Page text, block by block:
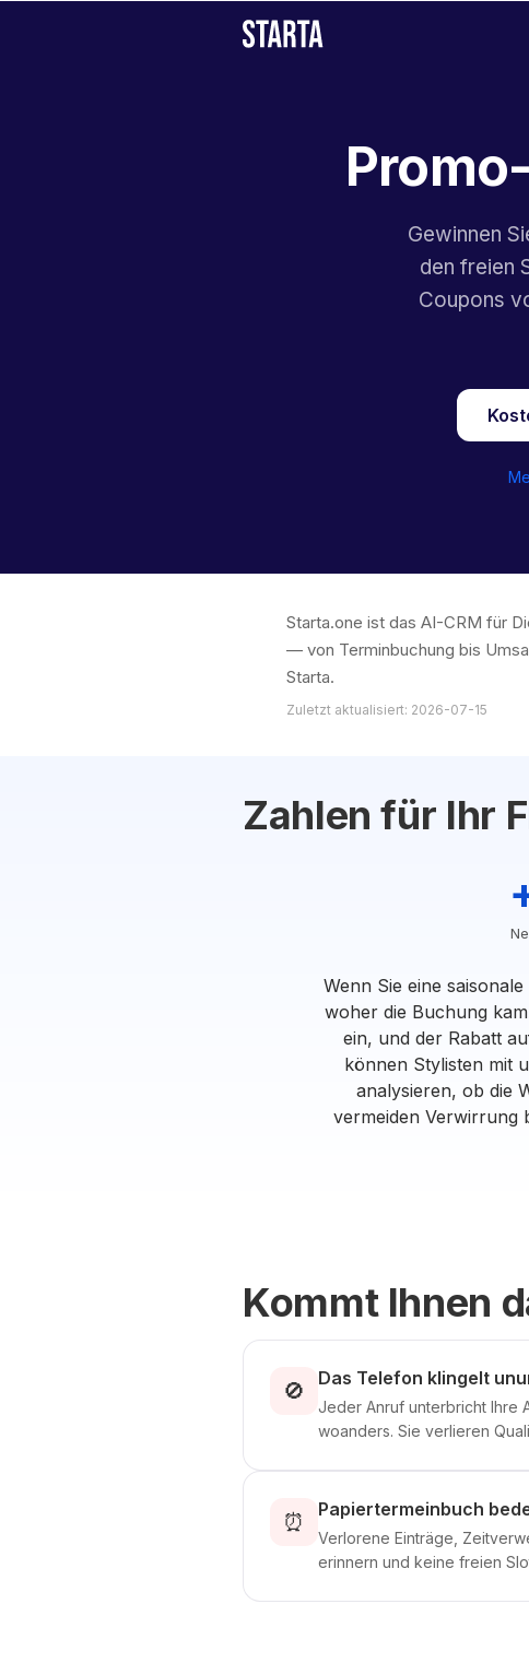
Gewinnen
den freien
Coupons
Starta.one ist das AI-CRM für
— von Terminbuchung bis
Starta.
Zuletzt aktualisiert: 2026-07-15
Zahlen für Ihr
Wenn Sie eine
woher die Buchung
ein, und der Rabatt
können Stylisten mit
analysieren, ob die
vermeiden Verwirrung
Kommt Ihnen
🚫 Das Telefon klingelt
Jeder Anruf unterbricht Ihre
woanders. Sie verlieren
⏰ Papiertermeinbuch
Verlorene Einträge,
erinnern und keine freien